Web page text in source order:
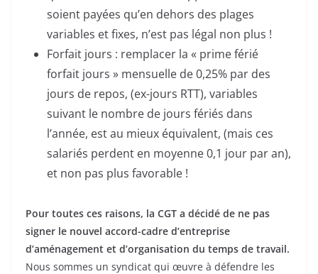
soient payées qu’en dehors des plages
variables et fixes, n’est pas légal non plus !
Forfait jours : remplacer la « prime férié
forfait jours » mensuelle de 0,25% par des
jours de repos, (ex-jours RTT), variables
suivant le nombre de jours fériés dans
l’année, est au mieux équivalent, (mais ces
salariés perdent en moyenne 0,1 jour par an),
et non pas plus favorable !
Pour toutes ces raisons, la CGT a décidé de ne pas
signer le nouvel accord-cadre d’entreprise
d’aménagement et d’organisation du temps de travail.
Nous sommes un syndicat qui œuvre à défendre les